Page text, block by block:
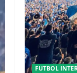
FUTBOL